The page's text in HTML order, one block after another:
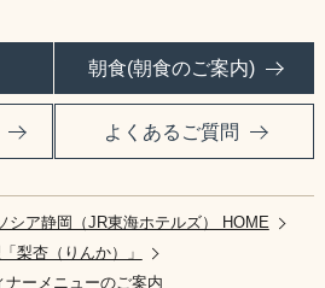
朝食(朝食のご案内)
よくあるご質問
シア静岡（JR東海ホテルズ） HOME
梨杏（りんか）」
ナーメニューのご案内